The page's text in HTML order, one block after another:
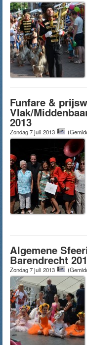
Funfare &
Vlak/
2013
Zondag 7 juli 2013
Algemene
Barendrecht
Zondag 7 juli 2013